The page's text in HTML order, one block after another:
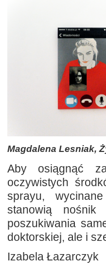
Magdalena Lesniak,
Aby osiągnąć
oczywistych
sprayu,
stanowią nośnik
poszukiwania
doktorskiej, ale i
Izabela Łazarczyk